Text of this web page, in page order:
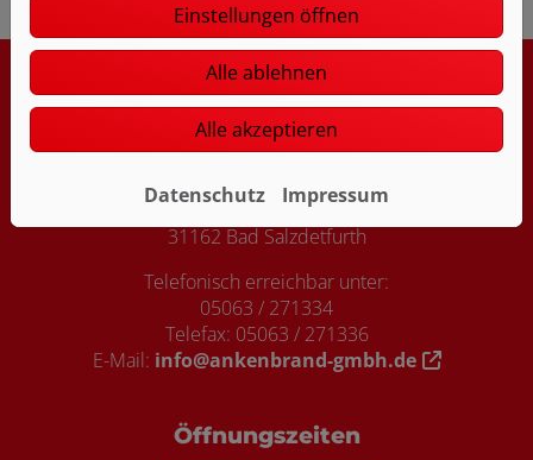
Footer - Kontaktdaten und
Kontakt
Ankenbrand GmbH
Burgweg 1a
31162 Bad Salzdetfurth
Telefonisch erreichbar unter:
05063 / 271334
Telefax: 05063 / 271336
E-Mail: info@ankenbrand-gmbh.de
Öffnungszeiten
Einstellungen öffnen
Alle ablehnen
Alle akzeptieren
Datenschutz Impressum